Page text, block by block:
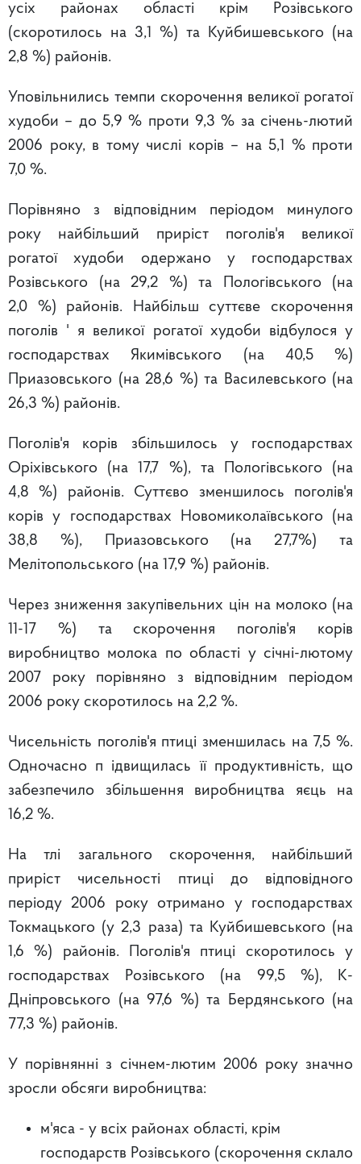
усіх районах області крім Розівського
(скоротилось на 3,1 %) та Куйбишевського (на
2,8 %) районів.
Уповільнились темпи скорочення великої рогатої
худоби – до 5,9 % проти 9,3 % за січень-лютий
2006 року, в тому числі корів – на 5,1 % проти
7,0 %.
Порівняно з відповідним періодом минулого
року найбільший приріст поголів'я великої
рогатої худоби одержано у господарствах
Розівського (на 29,2 %) та Пологівського (на
2,0 %) районів. Найбільш суттєве скорочення
поголів ' я великої рогатої худоби відбулося у
господарствах Якимівського (на 40,5 %)
Приазовського (на 28,6 %) та Василевського (на
26,3 %) районів.
Поголів'я корів збільшилось у господарствах
Оріхівського (на 17,7 %), та Пологівського (на
4,8 %) районів. Суттєво зменшилось поголів'я
корів у господарствах Новомиколаївського (на
38,8 %), Приазовського (на 27,7%) та
Мелітопольського (на 17,9 %) районів.
Через зниження закупівельних цін на молоко (на
11-17 %) та скорочення поголів'я корів
виробництво молока по області у січні-лютому
2007 року порівняно з відповідним періодом
2006 року скоротилось на 2,2 %.
Чисельність поголів'я птиці зменшилась на 7,5 %.
Одночасно п ідвищилась її продуктивність, що
забезпечило збільшення виробництва яєць на
16,2 %.
На тлі загального скорочення, найбільший
приріст чисельності птиці до відповідного
періоду 2006 року отримано у господарствах
Токмацького (у 2,3 раза) та Куйбишевського (на
1,6 %) районів. Поголів'я птиці скоротилось у
господарствах Розівського (на 99,5 %), К-
Дніпровського (на 97,6 %) та Бердянського (на
77,3 %) районів.
У порівнянні з січнем-лютим 2006 року значно
зросли обсяги виробництва:
м'яса - у всіх районах області, крім
господарств Розівського (скорочення склало